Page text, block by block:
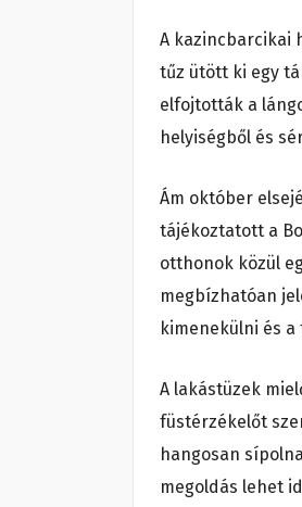
A kazincbarcikai
tűz ütött ki egy
elfojtották a
helyiségből és
Ám október
tájékoztatott a
otthonok közül
megbízhatóan
kimenekülni és
A lakástüzek
füstérzékelőt
hangosan
megoldás lehet